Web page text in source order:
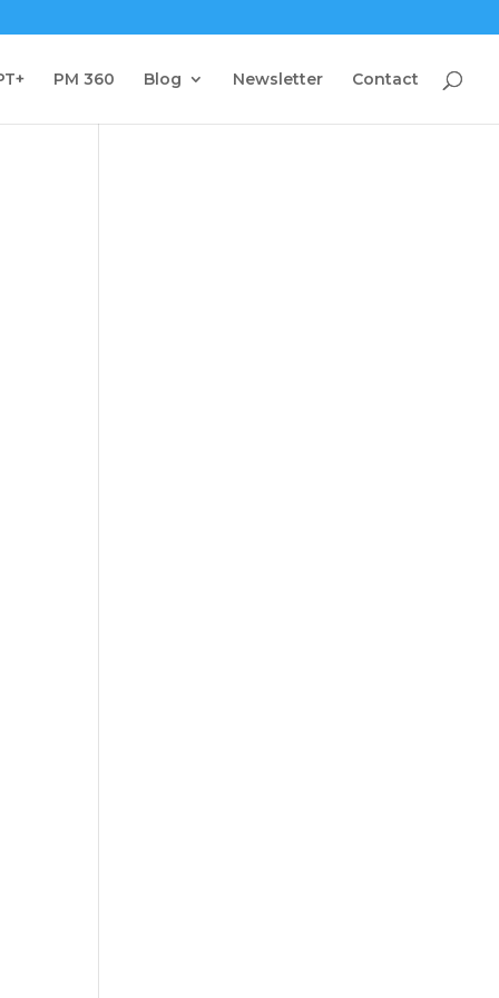
PM 360 Blog Newsletter Contact